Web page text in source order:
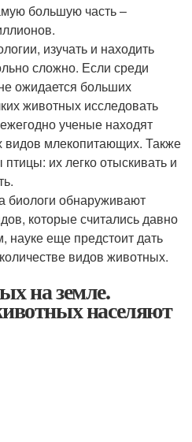
большую часть –
изучать и находить
сложно. Если среди
ожидается больших
животных исследовать
ученые находят
видов млекопитающих. Также
их легко отыскивать и
биологи обнаруживают
которые считались давно
еще предстоит дать
видов животных.
на земле.
населяют